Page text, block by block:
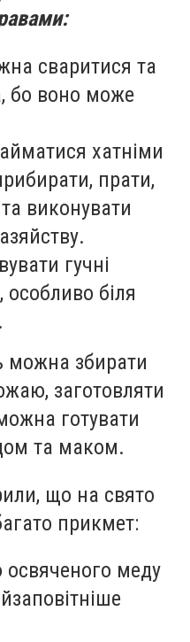
сваритися та
бо воно може
хатніми
прати,
виконувати
гучні
особливо біля
можна збирати
заготовляти
готувати
та маком.
що на свято
прикмет:
меду